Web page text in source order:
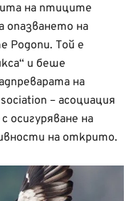
на птиците
опазването на
Родопи. Той е
и беше
на
– асоциация
осигуряване на
на открито.